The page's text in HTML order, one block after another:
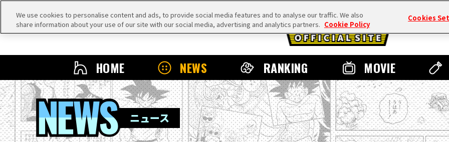
HOME NEWS RANKING MOVIE
NEWS
ニュース
We use cookies to personalise content and ads, to provide social media features and to analyse our traffic. We also
share information about your use of our site with our social media, advertising and analytics partners. Cookie Policy
Cookies